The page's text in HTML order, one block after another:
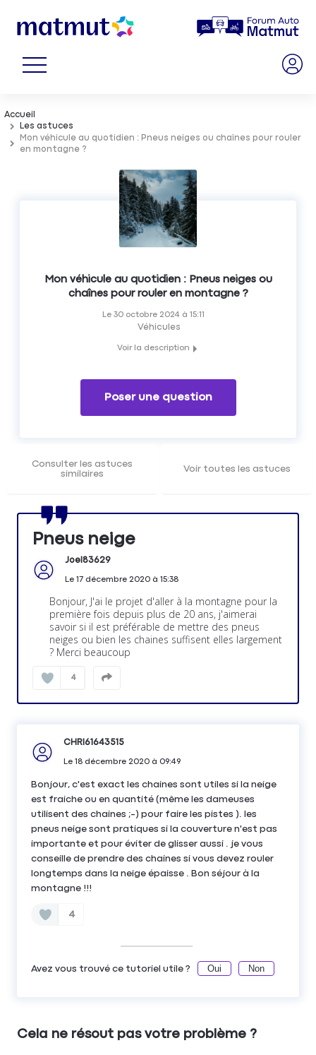
Accueil
Les astuces
Mon véhicule au quotidien : Pneus neiges ou chaînes pour rouler
en montagne ?
Mon véhicule au quotidien : Pneus neiges ou
chaînes pour rouler en montagne ?
Le 30 octobre 2024 à 15:11
Véhicules
Voir la description
Les membres du Forum Auto Matmut vous répondent.
Poser une question
Consulter les astuces
similaires
Voir toutes les astuces
Pneus neige
Joel83629
Le 17 décembre 2020à 15:38
Bonjour, J'ai le projet d'aller à la montagne pour la
première fois depuis plus de 20 ans, j'aimerai
savoir si il est préférable de mettre des pneus
neiges ou bien les chaines suffisent elles largement
? Merci beaucoup
4
CHRI61643515
Le 18 décembre 2020à 09:49
Bonjour, c'est exact les chaines sont utiles si la neige
est fraiche ou en quantité (même les dameuses
utilisent des chaines ;-) pour faire les pistes ). les
pneus neige sont pratiques si la couverture n'est pas
importante et pour éviter de glisser aussi . je vous
conseille de prendre des chaines si vous devez rouler
longtemps dans la neige épaisse . Bon séjour à la
montagne !!!
4
Avez vous trouvé ce tutoriel utile ? Oui Non
Cela ne résout pas votre problème ?